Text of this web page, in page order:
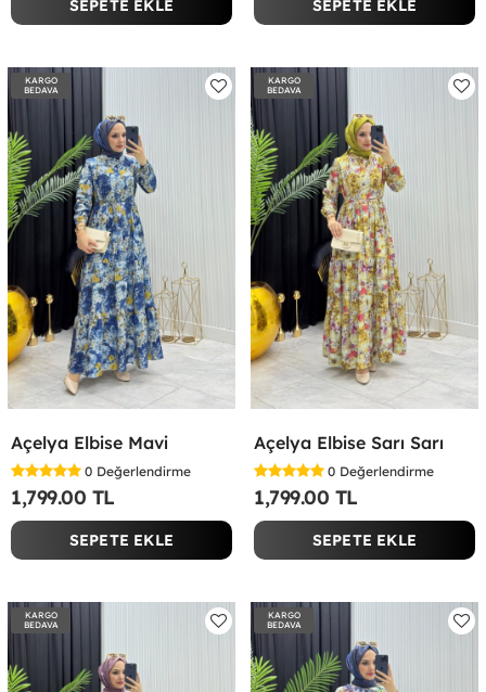
SEPETE EKLE SEPETE EKLE
KARGO
BEDAVA
Açelya Elbise Mavi
0 Değerlendirme
1,799.00 TL
SEPETE EKLE
KARGO
BEDAVA
Açelya Elbise Sarı Sarı
0 Değerlendirme
1,799.00 TL
SEPETE EKLE
KARGO
BEDAVA
KARGO
BEDAVA